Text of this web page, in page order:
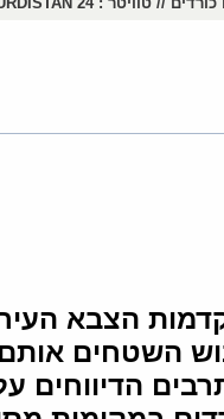
הצבא
השטחים
הדיווחים